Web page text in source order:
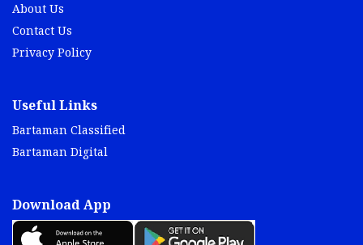
About Us
Contact Us
Privacy Policy
Useful Links
Bartaman Classified
Bartaman Digital
Download App